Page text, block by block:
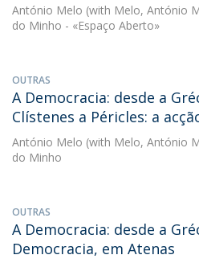
António Melo (with Melo, António
do Minho - «Espaço Aberto»
OUTRAS
A Democracia: desde a
Clístenes a Péricles: a
António Melo (with Melo, António
do Minho
OUTRAS
A Democracia: desde a
Democracia, em Atenas